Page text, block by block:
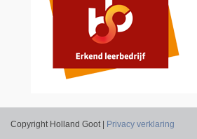
Copyright Holland Goot | Privacy verklaring